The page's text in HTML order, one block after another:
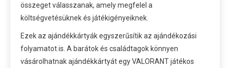
összeget válasszanak, amely megfelel a
költségvetésüknek és játékigényeiknek.
Ezek az ajándékkártyák egyszerűsítik az ajándékozási
folyamatot is. A barátok és családtagok könnyen
vásárolhatnak ajándékkártyát egy VALORANT játékos